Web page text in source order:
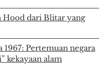
Hood dari Blitar yang
1967: Pertemuan negara
kekayaan alam